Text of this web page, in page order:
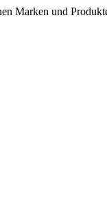
Marken und